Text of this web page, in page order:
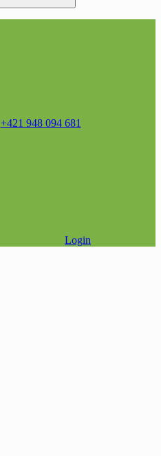
+421 948 094 681
Login